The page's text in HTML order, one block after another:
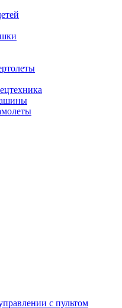
с пультом